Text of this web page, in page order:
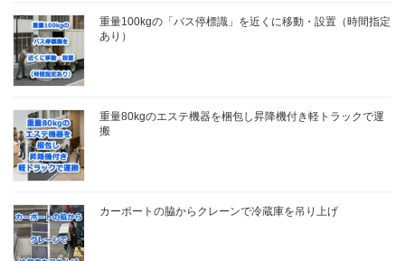
重量100kgの「バス停標識」を近くに移動・設置（時間指定
あり）
重量80kgのエステ機器を梱包し昇降機付き軽トラックで運
搬
カーポートの脇からクレーンで冷蔵庫を吊り上げ